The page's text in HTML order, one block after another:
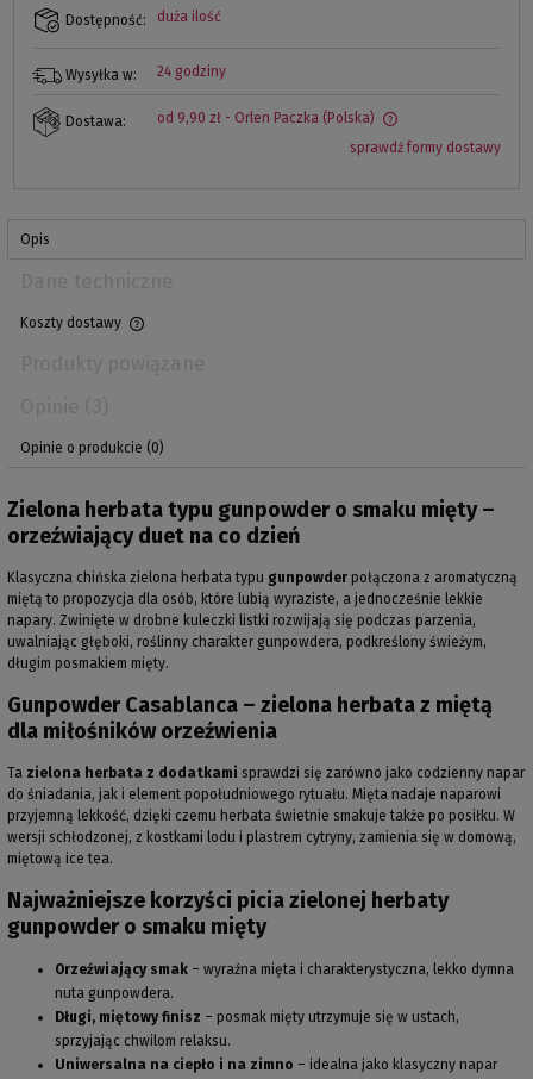
Dostępność: duża ilość
Wysyłka w: 24 godziny
Dostawa: od 9,90 zł - Orlen Paczka (Polska)
sprawdź formy dostawy
Opis
Koszty dostawy
Opinie o produkcie (0)
Zielona herbata typu gunpowder o smaku mięty –
orzeźwiający duet na co dzień
Klasyczna chińska zielona herbata typu gunpowder połączona z aromatyczną
miętą to propozycja dla osób, które lubią wyraziste, a jednocześnie lekkie
napary. Zwinięte w drobne kuleczki listki rozwijają się podczas parzenia,
uwalniając głęboki, roślinny charakter gunpowdera, podkreślony świeżym,
długim posmakiem mięty.
Gunpowder Casablanca – zielona herbata z miętą
dla miłośników orzeźwienia
Ta zielona herbata z dodatkami sprawdzi się zarówno jako codzienny napar
do śniadania, jak i element popołudniowego rytuału. Mięta nadaje naparowi
przyjemną lekkość, dzięki czemu herbata świetnie smakuje także po posiłku. W
wersji schłodzonej, z kostkami lodu i plastrem cytryny, zamienia się w domową,
miętową ice tea.
Najważniejsze korzyści picia zielonej herbaty
gunpowder o smaku mięty
Orzeźwiający smak – wyraźna mięta i charakterystyczna, lekko dymna
nuta gunpowdera.
Długi, miętowy finisz – posmak mięty utrzymuje się w ustach,
sprzyjając chwilom relaksu.
Uniwersalna na ciepło i na zimno – idealna jako klasyczny napar